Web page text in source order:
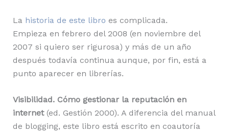
La historia de este libro es complicada.
Empieza en febrero del 2008 (en noviembre del
2007 si quiero ser rigurosa) y más de un año
después todavía continua aunque, por fin, está a
punto aparecer en librerías.
Visibilidad. Cómo gestionar la reputación en
internet(ed. Gestión 2000). A diferencia del manual
de blogging, este libro está escrito en coautoría